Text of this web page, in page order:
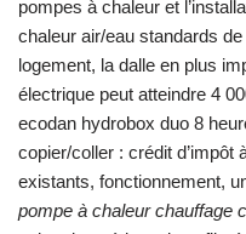
pompes à chaleur et
chaleur air/eau standards
logement, la dalle en plus
électrique peut atteindre 4
ecodan hydrobox duo 8
copier/coller : crédit d’impôt
existants, fonctionnement,
pompe à chaleur chauffage